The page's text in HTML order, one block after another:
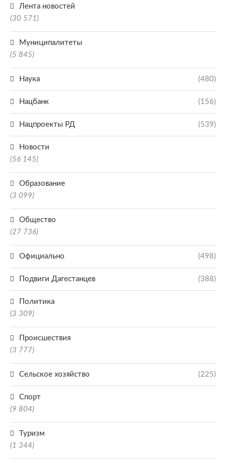
Лента новостей
(30 571)
Муниципалитеты
(5 845)
Наука (480)
Нацбанк (156)
Нацпроекты РД (539)
Новости
(56 145)
Образование
(3 099)
Общество
(27 736)
Официально (498)
Подвиги Дагестанцев (388)
Политика
(3 309)
Происшествия
(3 777)
Сельское хозяйство (225)
Спорт
(9 804)
Туризм
(1 344)